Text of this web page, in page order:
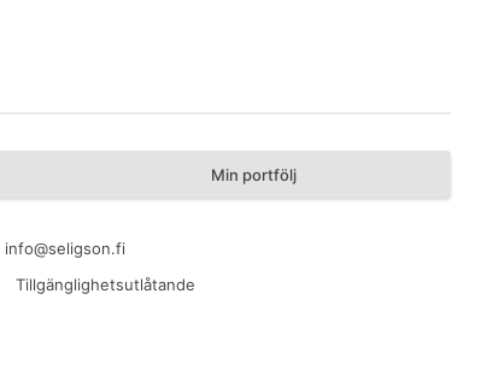
Min portfölj
Tillgänglighetsutlåtande